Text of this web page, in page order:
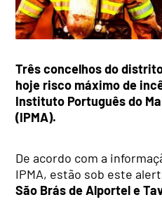
Três concelhos do
hoje risco máximo de
Instituto Português do
(IPMA).
De acordo com a
IPMA, estão sob este
São Brás de Alportel e